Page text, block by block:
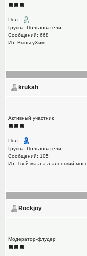
Пол :
Группа: Пользователи
Сообщений: 668
Из: ВыньсуХим
krukah
Активный участник
Пол :
Группа: Пользователи
Сообщений: 105
Из: Твой ма-а-а-а-аленький мосг
Rockjoy
Модератор-флудер